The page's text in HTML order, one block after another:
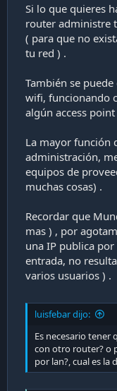
Si lo que quieres
router administre
( para que no
tu red ) .
También se
wifi, funcionando
algún access
La mayor función
administración,
equipos de
muchas cosas) .
Recordar que
mas ) , por
una IP publica
entrada, no
varios usuarios ) .
luisfebar dijo:
Es necesario tener
con otro router? o
por lan?, cual es la